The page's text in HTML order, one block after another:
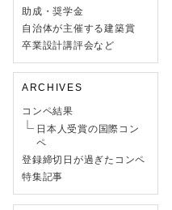
助成・奨学金
自治体が主催する建築賞
卒業設計講評会など
ARCHIVES
コンペ結果
日本人受賞の国際コン
ペ
登録締切日が過ぎたコンペ
特集記事